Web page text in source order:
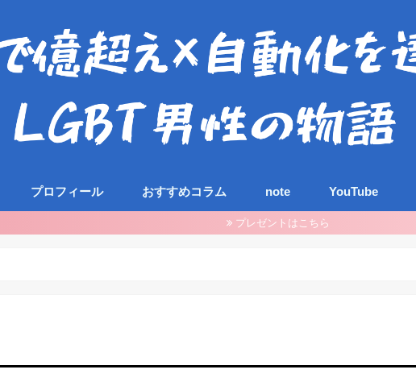
プロフィール おすすめコラム note YouTube
プレゼントはこちら